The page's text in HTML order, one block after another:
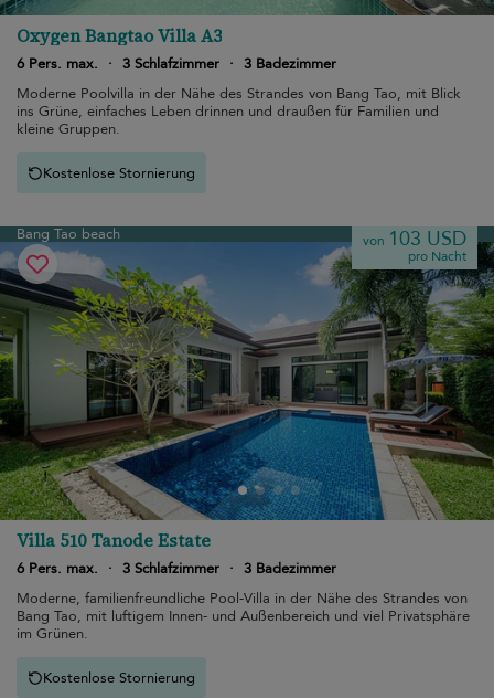
Oxygen Bangtao Villa A3
6 Pers. max. · 3 Schlafzimmer · 3 Badezimmer
Moderne Poolvilla in der Nähe des Strandes von Bang Tao, mit Blick
ins Grüne, einfaches Leben drinnen und draußen für Familien und
kleine Gruppen.
Kostenlose Stornierung
Bang Tao beach von 103 USD
pro Nacht
Villa 510 Tanode Estate
6 Pers. max. · 3 Schlafzimmer · 3 Badezimmer
Moderne, familienfreundliche Pool-Villa in der Nähe des Strandes von
Bang Tao, mit luftigem Innen- und Außenbereich und viel Privatsphäre
im Grünen.
Kostenlose Stornierung